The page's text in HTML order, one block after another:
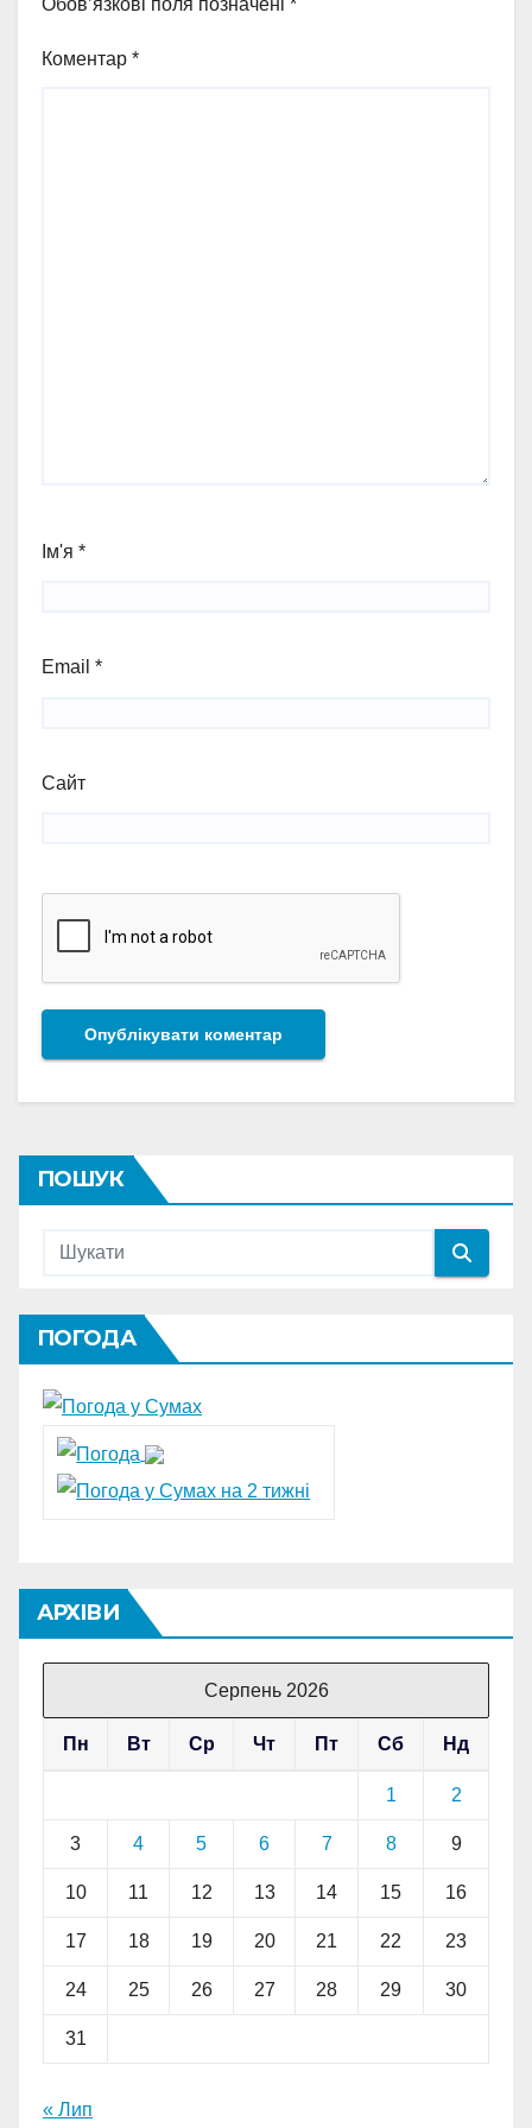
Коментар *
Ім'я *
Email *
Сайт
ПОШУК
ПОГОДА
АРХІВИ
Серпень 2026
Пн Вт Ср Чт Пт Сб Нд
1 2
3 4 5 6 7 8 9
10 11 12 13 14 15 16
17 18 19 20 21 22 23
24 25 26 27 28 29 30
31
« Лип